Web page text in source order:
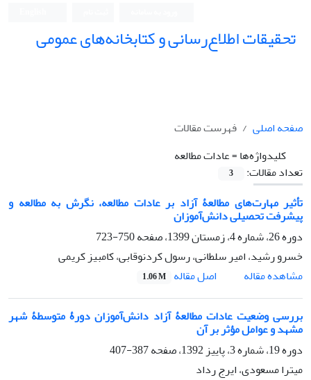
تحقیقات اطلاع‌رسانی و کتابخانه‌های عمومی
صفحه اصلی
فهرست مقالات
کلیدواژه‌ها =عادات مطالعه
تعداد مقالات:
3
تأثیر مهارت‌های مطالعۀ آزاد بر عادات مطالعه، نگرش به مطالعه و
پیشرفت تحصیلی دانش‌آموزان
دوره 26، شماره 4، زمستان 1399، صفحه
750-723
خسرو رشید، امیر سلطانی، رسول کردنوقابی، کامبیز کریمی
مشاهده مقاله
اصل مقاله 1.06 M
بررسی وضعیت عادات مطالعۀ آزاد دانش‌آموزان دورۀ متوسطۀ شهر
مشهد و عوامل مؤثر بر آن
دوره 19، شماره 3، پاییز 1392، صفحه
387-407
میترا مسعودی، ایرج رداد